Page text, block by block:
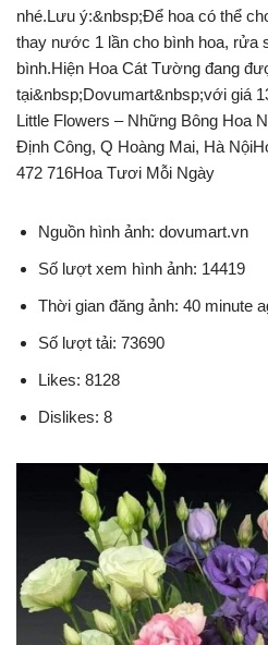
nhé.Lưu ý:&nbsp;Để hoa có thể
thay nước 1 lần cho bình hoa, rửa
bình.Hiện Hoa Cát Tường đang
tại&nbsp;Dovumart&nbsp;với giá
Little Flowers – Những Bông Hoa
Định Công, Q Hoàng Mai, Hà
472 716Hoa Tươi Mỗi Ngày
Nguồn hình ảnh: dovumart.vn
Số lượt xem hình ảnh: 14419
Thời gian đăng ảnh: 40 minute
Số lượt tải: 73690
Likes: 8128
Dislikes: 8